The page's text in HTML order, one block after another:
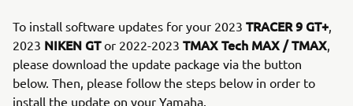
To install software updates for your 2023 TRACER 9 GT+,
2023 NIKEN GTor 2022-2023 TMAX Tech MAX / TMAX,
please download the update package via the button
below. Then, please follow the steps below in order to
install the update on your Yamaha.